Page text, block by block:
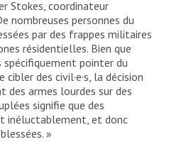
Stokes, coordinateur
nombreuses personnes du
par des frappes militaires
résidentielles. Bien que
spécifiquement pointer du
des civil·e·s, la décision
des armes lourdes sur des
signifie que des
inéluctablement, et donc
»